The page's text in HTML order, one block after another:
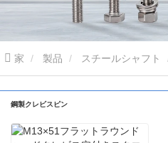
家 製品 スチールシャフト
鋼製クレビスピン